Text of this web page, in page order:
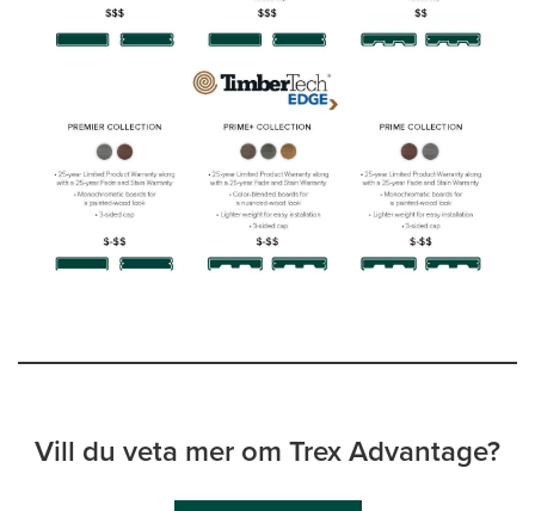
Vill du veta mer om Trex Advantage?